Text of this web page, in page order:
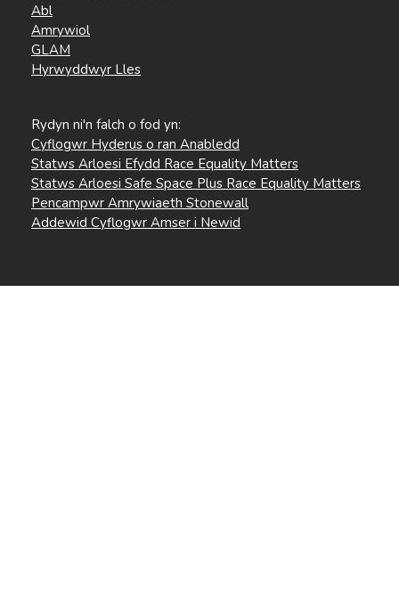
Abl
Amrywiol
GLAM
Hyrwyddwyr Lles
Rydyn ni'n falch o fod yn:
Cyflogwr Hyderus o ran Anabledd
Statws Arloesi Efydd Race Equality Matters
Statws Arloesi Safe Space Plus Race Equality Matters
Pencampwr Amrywiaeth Stonewall
Addewid Cyflogwr Amser i Newid